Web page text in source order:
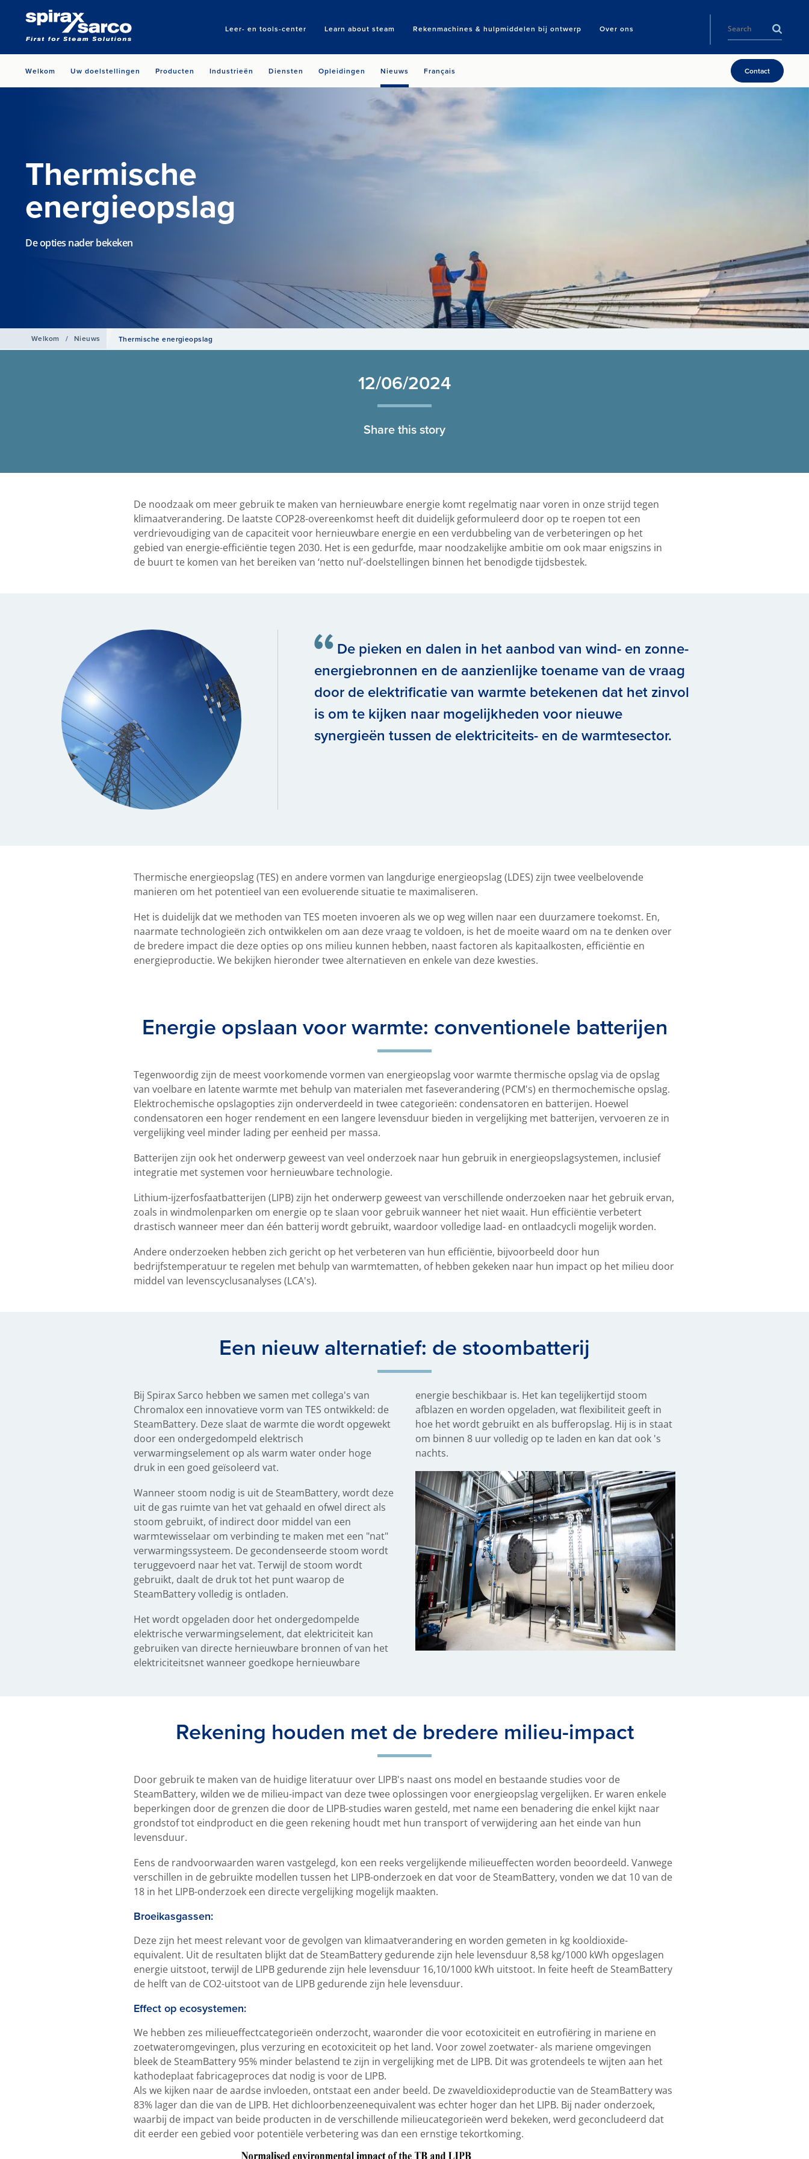
Leer- en tools-center Learn about steam Rekenmachines & hulpmiddelen bij ontwerp Over ons
Search
Welkom Uw doelstellingen Producten Industrieën Diensten Opleidingen Nieuws Français Contact
Thermische
energieopslag
De opties nader bekeken
Welkom / Nieuws Thermische energieopslag
12/06/2024
Share this story
De noodzaak om meer gebruik te maken van hernieuwbare energie komt regelmatig naar voren in onze strijd tegen
klimaatverandering. De laatste COP28-overeenkomst heeft dit duidelijk geformuleerd door op te roepen tot een
verdrievoudiging van de capaciteit voor hernieuwbare energie en een verdubbeling van de verbeteringen op het
gebied van energie-efficiëntie tegen 2030. Het is een gedurfde, maar noodzakelijke ambitie om ook maar enigszins in
de buurt te komen van het bereiken van ‘netto nul’-doelstellingen binnen het benodigde tijdsbestek.
De pieken en dalen in het aanbod van wind- en zonne-
energiebronnen en de aanzienlijke toename van de vraag
door de elektrificatie van warmte betekenen dat het zinvol
is om te kijken naar mogelijkheden voor nieuwe
synergieën tussen de elektriciteits- en de warmtesector.
Thermische energieopslag (TES) en andere vormen van langdurige energieopslag (LDES) zijn twee veelbelovende
manieren om het potentieel van een evoluerende situatie te maximaliseren.
Het is duidelijk dat we methoden van TES moeten invoeren als we op weg willen naar een duurzamere toekomst. En,
naarmate technologieën zich ontwikkelen om aan deze vraag te voldoen, is het de moeite waard om na te denken over
de bredere impact die deze opties op ons milieu kunnen hebben, naast factoren als kapitaalkosten, efficiëntie en
energieproductie. We bekijken hieronder twee alternatieven en enkele van deze kwesties.
Energie opslaan voor warmte: conventionele batterijen
Tegenwoordig zijn de meest voorkomende vormen van energieopslag voor warmte thermische opslag via de opslag
van voelbare en latente warmte met behulp van materialen met faseverandering (PCM's) en thermochemische opslag.
Elektrochemische opslagopties zijn onderverdeeld in twee categorieën: condensatoren en batterijen. Hoewel
condensatoren een hoger rendement en een langere levensduur bieden in vergelijking met batterijen, vervoeren ze in
vergelijking veel minder lading per eenheid per massa.
Batterijen zijn ook het onderwerp geweest van veel onderzoek naar hun gebruik in energieopslagsystemen, inclusief
integratie met systemen voor hernieuwbare technologie.
Lithium-ijzerfosfaatbatterijen (LIPB) zijn het onderwerp geweest van verschillende onderzoeken naar het gebruik ervan,
zoals in windmolenparken om energie op te slaan voor gebruik wanneer het niet waait. Hun efficiëntie verbetert
drastisch wanneer meer dan één batterij wordt gebruikt, waardoor volledige laad- en ontlaadcycli mogelijk worden.
Andere onderzoeken hebben zich gericht op het verbeteren van hun efficiëntie, bijvoorbeeld door hun
bedrijfstemperatuur te regelen met behulp van warmtematten, of hebben gekeken naar hun impact op het milieu door
middel van levenscyclusanalyses (LCA's).
Een nieuw alternatief: de stoombatterij
Bij Spirax Sarco hebben we samen met collega's van
Chromalox een innovatieve vorm van TES ontwikkeld: de
SteamBattery. Deze slaat de warmte die wordt opgewekt
door een ondergedompeld elektrisch
verwarmingselement op als warm water onder hoge
druk in een goed geïsoleerd vat.
Wanneer stoom nodig is uit de SteamBattery, wordt deze
uit de gas ruimte van het vat gehaald en ofwel direct als
stoom gebruikt, of indirect door middel van een
warmtewisselaar om verbinding te maken met een "nat"
verwarmingssysteem. De gecondenseerde stoom wordt
teruggevoerd naar het vat. Terwijl de stoom wordt
gebruikt, daalt de druk tot het punt waarop de
SteamBattery volledig is ontladen.
Het wordt opgeladen door het ondergedompelde
elektrische verwarmingselement, dat elektriciteit kan
gebruiken van directe hernieuwbare bronnen of van het
elektriciteitsnet wanneer goedkope hernieuwbare
energie beschikbaar is. Het kan tegelijkertijd stoom
afblazen en worden opgeladen, wat flexibiliteit geeft in
hoe het wordt gebruikt en als bufferopslag. Hij is in staat
om binnen 8 uur volledig op te laden en kan dat ook 's
nachts.
Rekening houden met de bredere milieu-impact
Door gebruik te maken van de huidige literatuur over LIPB's naast ons model en bestaande studies voor de
SteamBattery, wilden we de milieu-impact van deze twee oplossingen voor energieopslag vergelijken. Er waren enkele
beperkingen door de grenzen die door de LIPB-studies waren gesteld, met name een benadering die enkel kijkt naar
grondstof tot eindproduct en die geen rekening houdt met hun transport of verwijdering aan het einde van hun
levensduur.
Eens de randvoorwaarden waren vastgelegd, kon een reeks vergelijkende milieueffecten worden beoordeeld. Vanwege
verschillen in de gebruikte modellen tussen het LIPB-onderzoek en dat voor de SteamBattery, vonden we dat 10 van de
18 in het LIPB-onderzoek een directe vergelijking mogelijk maakten.
Broeikasgassen:
Deze zijn het meest relevant voor de gevolgen van klimaatverandering en worden gemeten in kg kooldioxide-
equivalent. Uit de resultaten blijkt dat de SteamBattery gedurende zijn hele levensduur 8,58 kg/1000 kWh opgeslagen
energie uitstoot, terwijl de LIPB gedurende zijn hele levensduur 16,10/1000 kWh uitstoot. In feite heeft de SteamBattery
de helft van de CO2-uitstoot van de LIPB gedurende zijn hele levensduur.
Effect op ecosystemen:
We hebben zes milieueffectcategorieën onderzocht, waaronder die voor ecotoxiciteit en eutrofiëring in mariene en
zoetwateromgevingen, plus verzuring en ecotoxiciteit op het land. Voor zowel zoetwater- als mariene omgevingen
bleek de SteamBattery 95% minder belastend te zijn in vergelijking met de LIPB. Dit was grotendeels te wijten aan het
kathodeplaat fabricageproces dat nodig is voor de LIPB.
Als we kijken naar de aardse invloeden, ontstaat een ander beeld. De zwaveldioxideproductie van de SteamBattery was
83% lager dan die van de LIPB. Het dichloorbenzeenequivalent was echter hoger dan het LIPB. Bij nader onderzoek,
waarbij de impact van beide producten in de verschillende milieucategorieën werd bekeken, werd geconcludeerd dat
dit eerder een gebied voor potentiële verbetering was dan een ernstige tekortkoming.